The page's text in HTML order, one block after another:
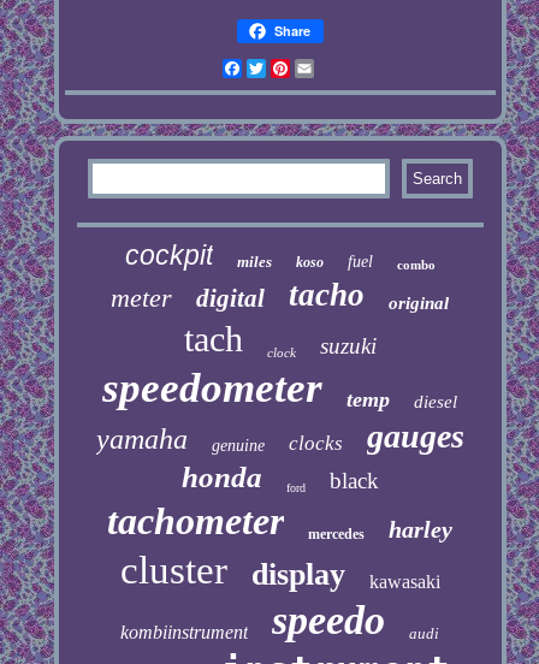
Share
Facebook
TwitterPinterest
cockpit miles koso fuel combo
meter digital tacho original
tach clock suzuki
speedometer temp diesel
yamaha genuine clocks gauges
honda ford black
tachometer mercedes harley
cluster display kawasaki
kombiinstrument speedo audi